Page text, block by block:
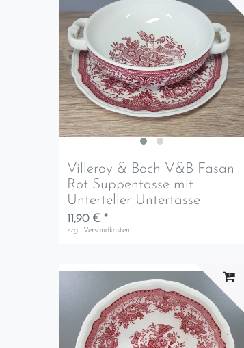
Villeroy & Boch V&B Fasan
Rot Suppentasse mit
Unterteller Untertasse
11,90 € *
zzgl. Versandkosten